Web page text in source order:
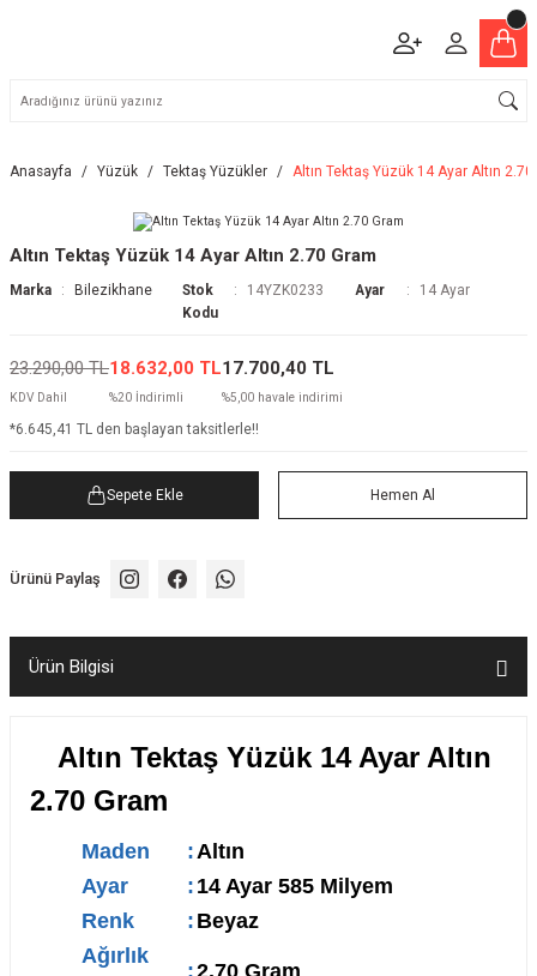
Anasayfa Yüzük Tektaş Yüzükler Altın Tektaş Yüzük 14 Ayar Altın 2.70
Altın Tektaş Yüzük 14 Ayar Altın 2.70 Gram
Marka Bilezikhane
Stok
Kodu
14YZK0233 Ayar 14 Ayar
23.290,00 TL
KDV Dahil
18.632,00 TL
%20 İndirimli
17.700,40 TL
%5,00 havale indirimi
*6.645,41 TL den başlayan taksitlerle!!
Sepete Ekle Hemen Al
Ürünü Paylaş
Ürün Bilgisi
Altın Tektaş Yüzük 14 Ayar Altın
2.70 Gram
Maden :Altın
Ayar
: 14 Ayar 585 Milyem
Renk
: Beyaz
Ağırlık
:2.70 Gram